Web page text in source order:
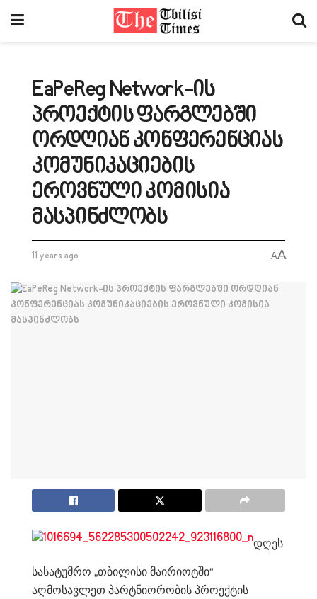
EaPeReg Network-ის
პროექტის ფარგლებში
ორდღიან კონფერენციას
კომუნიკაციების
ეროვნული კომისია
მასპინძლობს
11 years ago AA
დღეს
სასატუმრო „თბილისი მაირიოტში“
აღმოსავლეთ პარტნიორობის პროექტის